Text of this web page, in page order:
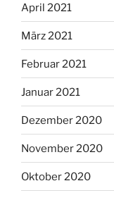
April 2021
März 2021
Februar 2021
Januar 2021
Dezember 2020
November 2020
Oktober 2020